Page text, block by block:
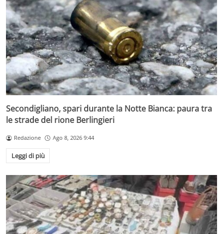
Secondigliano, spari durante la Notte Bianca: paura tra
le strade del rione Berlingieri
Redazione Ago 8, 2026 9:44
Leggi di più